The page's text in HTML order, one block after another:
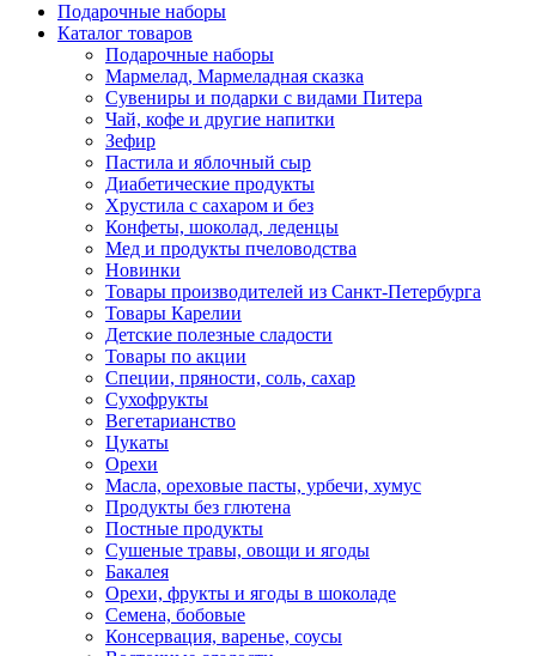
Подарочные наборы
Каталог товаров
Подарочные наборы
Мармелад, Мармеладная сказка
Сувениры и подарки с видами Питера
Чай, кофе и другие напитки
Зефир
Пастила и яблочный сыр
Диабетические продукты
Хрустила с сахаром и без
Конфеты, шоколад, леденцы
Мед и продукты пчеловодства
Новинки
Товары производителей из Санкт-Петербурга
Товары Карелии
Детские полезные сладости
Товары по акции
Специи, пряности, соль, сахар
Сухофрукты
Вегетарианство
Цукаты
Орехи
Масла, ореховые пасты, урбечи, хумус
Продукты без глютена
Постные продукты
Сушеные травы, овощи и ягоды
Бакалея
Орехи, фрукты и ягоды в шоколаде
Семена, бобовые
Консервация, варенье, соусы